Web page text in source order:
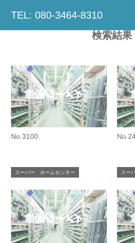
TEL: 080-3464-8310
検索結果
No.3100
スーパー ホームセンター スー